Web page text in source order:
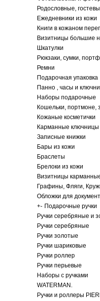
Родословные,
Ежедневники из кожи
Книги в кожаном
Визитницы большие
Шкатулки
Рюкзаки, сумки,
Ремни
Подарочная упаковка
Панно , часы и
Наборы подарочные
Кошельки,
Кожаные косметички
Карманные ключницы
Записные книжки
Бары из кожи
Браслеты
Брелоки из кожи
Визитницы
Графины, Фляги,
Обложки для
+- Подарочные ручки
Ручки серебряные и
Ручки серебряные
Ручки золотые
Ручки шариковые
Ручки роллер
Ручки перьевые
Наборы с ручками
WATERMAN.
Ручки и роллеры